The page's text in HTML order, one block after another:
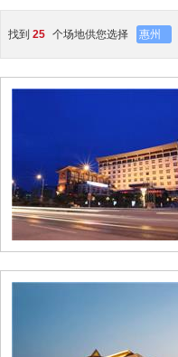
找到 25 个场地供您选择 惠州